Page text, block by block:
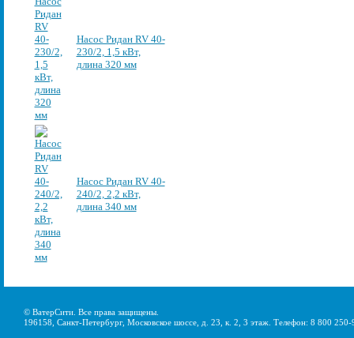
Насос Ридан RV 40-
230/2, 1,5 кВт,
длина 320 мм
Насос Ридан RV 40-
240/2, 2,2 кВт,
длина 340 мм
© ВатерСити. Все права защищены.
196158, Санкт-Петербург, Московское шоссе, д. 23, к. 2, 3 этаж. Телефон: 8 800